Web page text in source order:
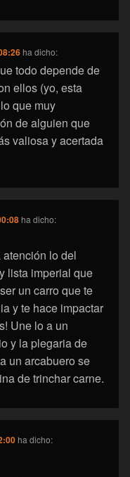
ha dicho:
todo depende de
ellos (yo, esta
que muy
de alguien que
valiosa y acertada
ha dicho:
lo del
lista imperial que
un carro que te
y te hace impactar
Une lo a un
y la plegaria de
un arcabuero se
de trinchar carne.
ha dicho: